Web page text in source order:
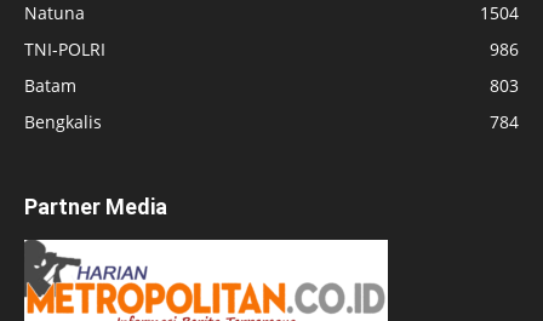
Natuna
1504
TNI-POLRI
986
Batam
803
Bengkalis
784
Partner Media